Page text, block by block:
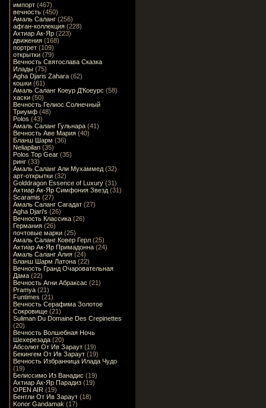
импорт (467)
вечность (450)
Амаль Саланг (256)
афган-коллекция (228)
Ахтиар Ак-Яр (223)
движения (168)
портрет (109)
открытки (79)
Вечность Святослава Сказка
Илады (75)
Agha Djaris Zahara (62)
кошки (61)
Амаль Саланг Коеур Д'Коеурс (58)
хаски (50)
Вечность Гелиос Солнечный
Триумф (48)
Polos (43)
Амаль Саланг Гульнара (41)
Вечность Аве Мария (40)
Бланш Шарм (36)
Neliapilan (35)
Polos Top Gear (35)
ринг (33)
Амаль Саланг Али Мухаммед (32)
арт-открытки (32)
Golddragon Essence of Luxury (31)
Ахтиар Ак-Яр Симфония Звезд (31)
Scaramis (27)
Амаль Саланг Сагадат (27)
Agha Djari's (26)
Вечность Классика (26)
Германия (26)
почтовые марки (25)
Амаль Саланг Ковер Герл (25)
Ахтиар Ак-Яр Примадонна (24)
Амаль Саланг Алия (24)
Бланш Шарм Латона (22)
Вечность Гранд Очаровательная
Дама (22)
Вечность Агни Абраксас (21)
Pramya (21)
Funtimes (21)
Вечность Серафима Золотое
Сокровище (21)
Suliman Du Domaine Des Crepinettes
(20)
Вечность Волшебная Ночь
Шехерезада (20)
Абсолют От Ив Зараут (19)
Бекингем От Ив Зараут (19)
Вечность Избранница Илада Чудо
(19)
Белиссимо Из Ванадис (19)
Ахтиар Ак-Яр Парадиз (19)
OPEN AIR (19)
Бентли От Ив Зараут (18)
Konor Gandamak (17)